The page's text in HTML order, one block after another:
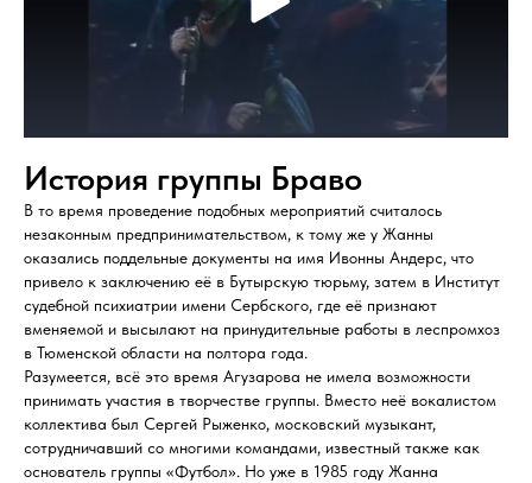
История группы Браво
В то время проведение подобных мероприятий считалось
незаконным предпринимательством, к тому же у Жанны
оказались поддельные документы на имя Ивонны Андерс, что
привело к заключению её в Бутырскую тюрьму, затем в Институт
судебной психиатрии имени Сербского, где её признают
вменяемой и высылают на принудительные работы в леспромхоз
в Тюменской области на полтора года.
Разумеется, всё это время Агузарова не имела возможности
принимать участия в творчестве группы. Вместо неё вокалистом
коллектива был Сергей Рыженко, московский музыкант,
сотрудничавший со многими командами, известный также как
основатель группы «Футбол». Но уже в 1985 году Жанна